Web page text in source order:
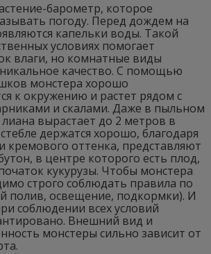
барометр, которое
погоду. Перед дождем на
капельки воды. Такой
условиях помогает
влаги, но комнатные виды
качество. С помощью
монстера хорошо
к окружению и растет рядом с
и скалами. Даже в пыльном
вырастает до 2 метров в
держатся хорошо, благодаря
кремового оттенка, представляют
в центре которого есть плод,
кукурузы. Чтобы монстера
строго соблюдать правила по
полив, освещение, подкормки). И
соблюдении всех условий
Внешний вид и
монстеры сильно зависит от